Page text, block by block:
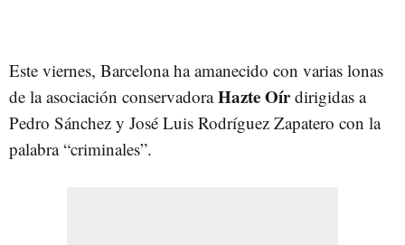
Este viernes, Barcelona ha amanecido con varias lonas
de la asociación conservadoraHazte Oírdirigidas a
Pedro Sánchez y José Luis Rodríguez Zapatero con la
palabra “criminales”.